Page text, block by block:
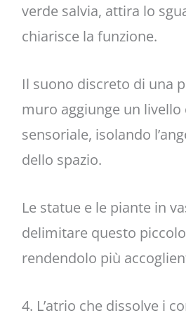
verde salvia, attira lo
chiarisce la funzione.
Il suono discreto di una
muro aggiunge un
sensoriale, isolando
dello spazio.
Le statue e le piante in
delimitare questo
rendendolo più
4. L’atrio che dissolve i